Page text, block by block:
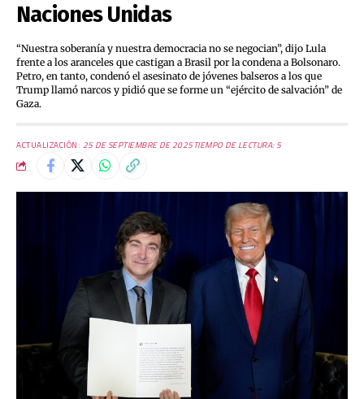
Naciones Unidas
“Nuestra soberanía y nuestra democracia no se negocian”, dijo Lula
frente a los aranceles que castigan a Brasil por la condena a Bolsonaro.
Petro, en tanto, condenó el asesinato de jóvenes balseros a los que
Trump llamó narcos y pidió que se forme un “ejército de salvación” de
Gaza.
ACTUALIZACIÓN: 25 DE SEPTIEMBRE DE 2025TIEMPO DE LECTURA: 5